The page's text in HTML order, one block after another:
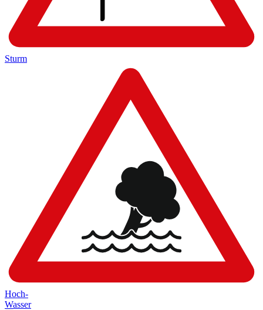
Sturm
Hoch-
Wasser